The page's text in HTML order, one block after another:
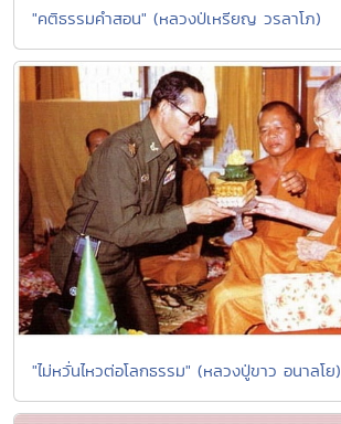
"คติธรรมคำสอน" (หลวงป่เหรียญ วรลาโภ)
"ไม่หวั่นไหวต่อโลกธรรม" (หลวงปู่ขาว อนาลโย)